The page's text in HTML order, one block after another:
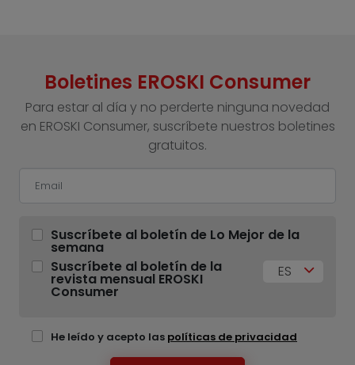
Boletines EROSKI Consumer
Para estar al día y no perderte ninguna novedad
en EROSKI Consumer, suscríbete nuestros boletines
gratuitos.
Suscríbete al boletín de Lo Mejor de la
semana
Suscríbete al boletín de la
revista mensual EROSKI
Consumer
ES
He leído y acepto las políticas de privacidad